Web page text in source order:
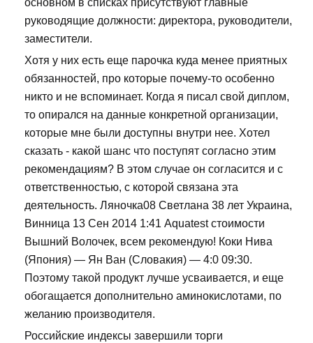
основном в списках присутствуют главные
руководящие должности: директора, руководители,
заместители.
Хотя у них есть еще парочка куда менее приятных
обязанностей, про которые почему-то особенно
никто и не вспоминает. Когда я писал свой диплом,
то опирался на данные конкретной организации,
которые мне были доступны внутри нее. Хотел
сказать - какой шанс что поступят согласно этим
рекомендациям? В этом случае он согласится и с
ответственностью, с которой связана эта
деятельность. Ляночка08 Светлана 38 лет Украина,
Винница 13 Сен 2014 1:41 Aquatest стоимости
Вышний Волочек, всем рекомендую! Коки Нива
(Япония) — Ян Ван (Словакия) — 4:0 09:30.
Поэтому такой продукт лучше усваивается, и еще
обогащается дополнительно аминокислотами, по
желанию производителя.
Российские индексы завершили торги